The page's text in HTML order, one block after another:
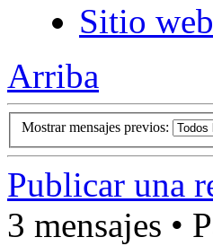
Sitio web
Arriba
Mostrar mensajes previos:
Publicar una
3 mensajes •